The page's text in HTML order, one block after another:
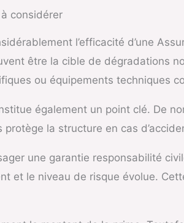
considérer
l’efficacité d’une
être la cible de dégradations
ou équipements techniques
également un point clé. De
la structure en cas
une garantie responsabilité
et le niveau de risque évolue.